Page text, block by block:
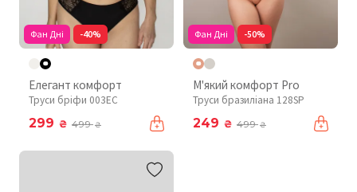
Фан Дні -40%
Елегант комфорт
Труси бріфи 003EC
299 ₴ 499₴
Фан Дні -50%
М'який комфорт Pro
Труси бразиліана 128SP
249 ₴ 499₴